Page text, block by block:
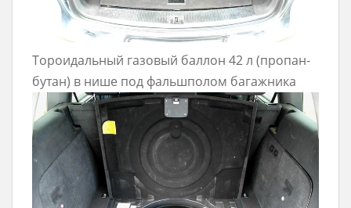
Тороидальный газовый баллон 42 л (пропан-
бутан) в нише под фальшполом багажника